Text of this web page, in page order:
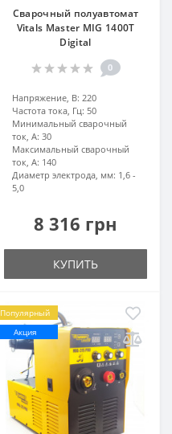
Сварочный полуавтомат
Vitals Master MIG 1400T
Digital
0
Напряжение, В: 220
Частота тока, Гц: 50
Минимальный сварочный
ток, А: 30
Максимальный сварочный
ток, А: 140
Диаметр электрода, мм: 1,6 -
5,0
8 316 грн
КУПИТЬ
Популярный
Акция